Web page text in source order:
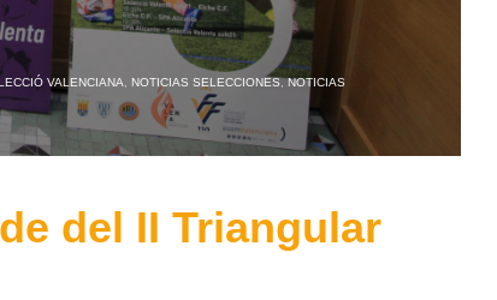
VALENCIANA NOTICIAS SELECCIONES,NOTICIAS
del II Triangular